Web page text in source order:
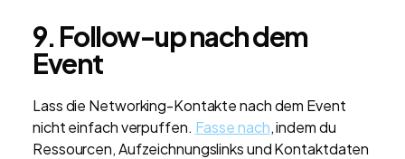
9. Follow-up nach dem
Event
Lass die Networking-Kontakte nach dem Event
nicht einfach verpuffen. Fasse nach, indem du
Ressourcen, Aufzeichnungslinks und Kontaktdaten